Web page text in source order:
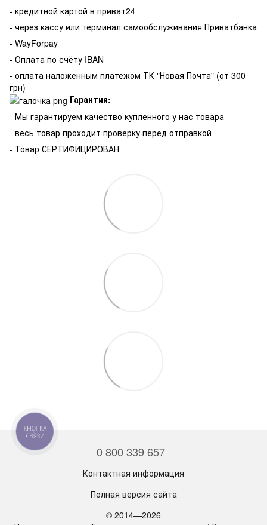
- кредитной картой в приват24
- через кассу или терминал самообслуживания Приватбанка
- WayForpay
- Оплата по счёту IBAN
- оплата наложенным платежом ТК "Новая Почта" (от 300
грн)
Гарантия:
- Мы гарантируем качество купленного у нас товара
- весь товар проходит проверку перед отправкой
- Товар СЕРТИФИЦИРОВАН
0 800 339 657
Контактная информация
Полная версия сайта
© 2014—2026
КНОПКА
СВЯЗИ